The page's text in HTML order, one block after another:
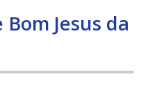
Jesus da